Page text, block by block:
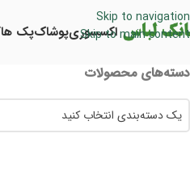
Skip to navigation
Skip to main content
اکسسوریپوشاکپک ها
دسته‌های محصولات
یک دسته‌بندی انتخاب کنید